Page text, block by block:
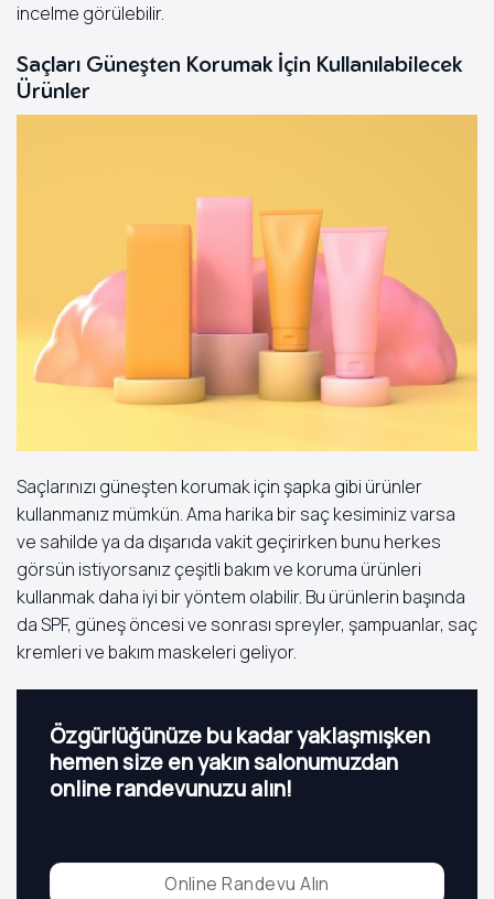
incelme görülebilir.
Saçları Güneşten Korumak İçin Kullanılabilecek
Ürünler
Saçlarınızı güneşten korumak için şapka gibi ürünler
kullanmanız mümkün. Ama harika bir saç kesiminiz varsa
ve sahilde ya da dışarıda vakit geçirirken bunu herkes
görsün istiyorsanız çeşitli bakım ve koruma ürünleri
kullanmak daha iyi bir yöntem olabilir. Bu ürünlerin başında
da SPF, güneş öncesi ve sonrası spreyler, şampuanlar, saç
kremleri ve bakım maskeleri geliyor.
Özgürlüğünüze bu kadar yaklaşmışken
hemen size en yakın salonumuzdan
online randevunuzu alın!
Online Randevu Alın